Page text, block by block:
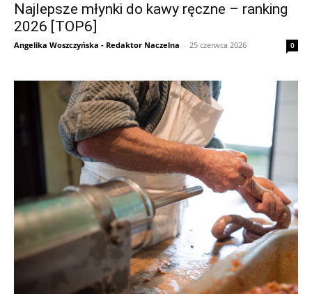
Najlepsze młynki do kawy ręczne – ranking
2026 [TOP6]
Angelika Woszczyńska - Redaktor Naczelna - 25 czerwca 2026 0